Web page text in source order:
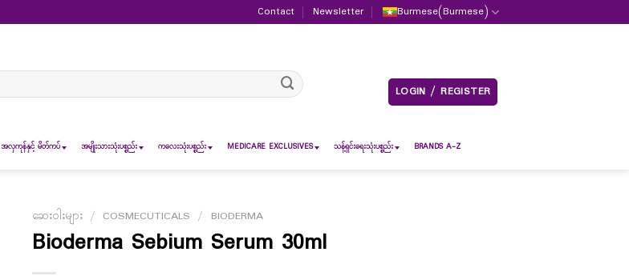
Contact Newsletter Burmese(Burmese)
LOGIN / REGISTER
အလှကုန်နှင့် မိတ်ကပ် အမျိုးသားသုံးပစ္စည်း ကလေးသုံးပစ္စည်း MEDICARE EXCLUSIVES သန့်ရှင်းရေးသုံးပစ္စည်း BRANDS A-Z
ဆေးဝါးများ / COSMECUTICALS / BIODERMA
Bioderma Sebium Serum 30ml